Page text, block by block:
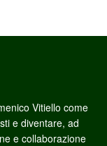
Vitiello come
e diventare, ad
e collaborazione